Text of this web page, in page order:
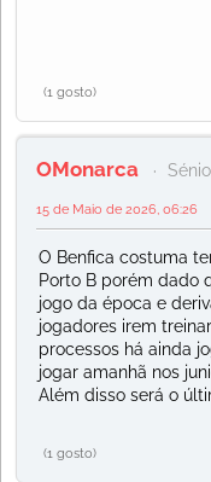
(1 gosto)
OMonarca
15 de Maio de 2026, 06:26
O Benfica costuma
Porto B porém dado
jogo da época e
jogadores irem
processos há ainda
jogar amanhã nos
Além disso será o
(1 gosto)